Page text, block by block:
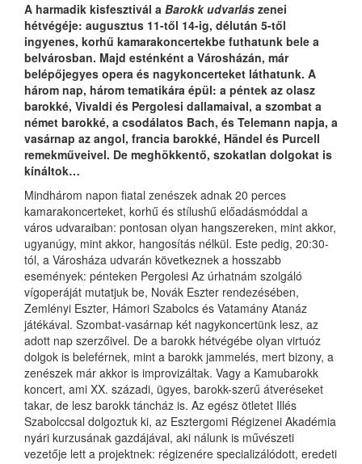
A harmadik kisfesztivál a Barokk udvarlás zenei
hétvégéje: augusztus 11-től 14-ig, délután 5-től
ingyenes, korhű kamarakoncertekbe futhatunk bele a
belvárosban. Majd esténként a Városházán, már
belépőjegyes opera és nagykoncerteket láthatunk. A
három nap, három tematikára épül: a péntek az olasz
barokké, Vivaldi és Pergolesi dallamaival, a szombat a
német barokké, a csodálatos Bach, és Telemann napja, a
vasárnap az angol, francia barokké, Händel és Purcell
remekműveivel. De meghökkentő, szokatlan dolgokat is
kínáltok…
Mindhárom napon fiatal zenészek adnak 20 perces
kamarakoncerteket, korhű és stílushű előadásmóddal a
város udvaraiban: pontosan olyan hangszereken, mint akkor,
ugyanúgy, mint akkor, hangosítás nélkül. Este pedig, 20:30-
tól, a Városháza udvarán következnek a hosszabb
események: pénteken Pergolesi Az úrhatnám szolgáló
vígoperáját mutatjuk be, Novák Eszter rendezésében,
Zemlényi Eszter, Hámori Szabolcs és Vatamány Atanáz
játékával. Szombat-vasárnap két nagykoncertünk lesz, az
adott nap szerzőivel. De a barokk hétvégébe olyan virtuóz
dolgok is beleférnek, mint a barokk jammelés, mert bizony, a
zenészek már akkor is improvizáltak. Vagy a Kamubarokk
koncert, ami XX. századi, ügyes, barokk-szerű átveréseket
takar, de lesz barokk táncház is. Az egész ötletet Illés
Szabolccsal dolgoztuk ki, az Esztergomi Régizenei Akadémia
nyári kurzusának gazdájával, aki nálunk is művészeti
vezetője lett a projektnek: régizenére specializálódott, eredeti